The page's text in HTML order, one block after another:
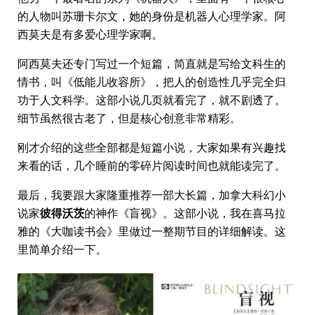
的人物叫苏珊卡尔文，她的身份是机器人心理学家。阿
西莫夫是有多爱心理学家啊。
阿西莫夫还专门写过一个短篇，简直就是写给文科生的
情书，叫《低能儿收容所》，把人的创造性几乎完全归
功于人文科学。这部小说几页就看完了，就不剧透了。
细节虽然很古老了，但是核心创意非常精彩。
刚才介绍的这些全部都是短篇小说，大家如果有兴趣找
来看的话，几个睡前的零碎片阅读时间也就能读完了。
最后，我要跟大家隆重推荐一部大长篇，加拿大科幻小
说家彼得沃茨的神作《盲视》。这部小说，我在喜马拉
雅的《大咖读书会》里做过一整期节目的详细解读。这
里简单介绍一下。